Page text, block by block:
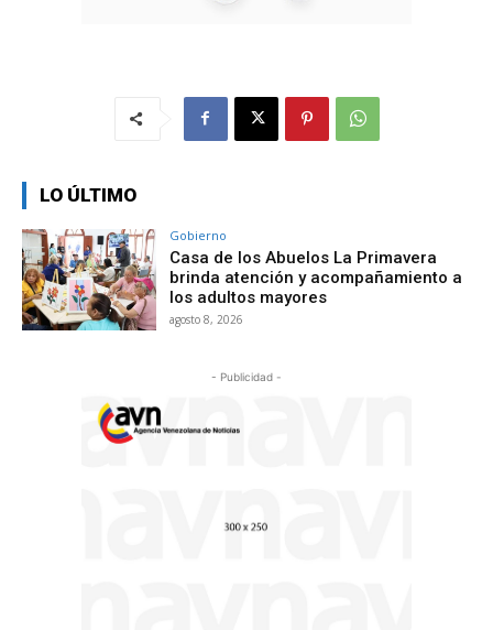
LO ÚLTIMO
Gobierno
Casa de los Abuelos La Primavera
brinda atención y acompañamiento a
los adultos mayores
agosto 8, 2026
- Publicidad -